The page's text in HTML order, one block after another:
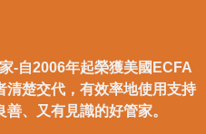
-自2006年起榮獲美國ECFA
清楚交代，有效率地使用支持
、又有見識的好管家。